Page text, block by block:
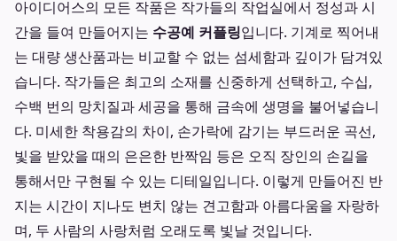
아이디어스의 모든 작품은 작가들의 작업실에서 정성과 시
간을 들여 만들어지는 수공예 커플링입니다. 기계로 찍어내
는 대량 생산품과는 비교할 수 없는 섬세함과 깊이가 담겨있
습니다. 작가들은 최고의 소재를 신중하게 선택하고, 수십,
수백 번의 망치질과 세공을 통해 금속에 생명을 불어넣습니
다. 미세한 착용감의 차이, 손가락에 감기는 부드러운 곡선,
빛을 받았을 때의 은은한 반짝임 등은 오직 장인의 손길을
통해서만 구현될 수 있는 디테일입니다. 이렇게 만들어진 반
지는 시간이 지나도 변치 않는 견고함과 아름다움을 자랑하
며, 두 사람의 사랑처럼 오래도록 빛날 것입니다.